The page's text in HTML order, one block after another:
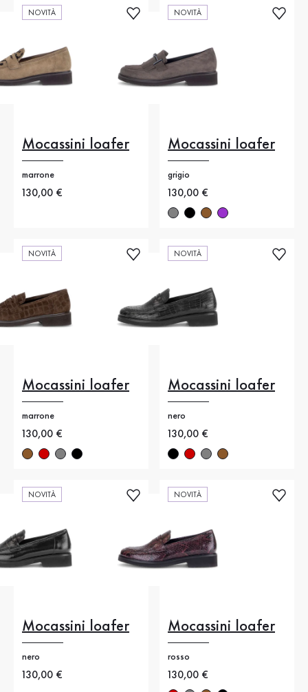
NOVITÀ
Mocassini loafer
marrone
Nuovo prezzo
130,00 €
NOVITÀ
Mocassini loafer
grigio
Nuovo prezzo
130,00 €
NOVITÀ
Mocassini loafer
marrone
Nuovo prezzo
130,00 €
NOVITÀ
Mocassini loafer
nero
Nuovo prezzo
130,00 €
NOVITÀ
Mocassini loafer
nero
Nuovo prezzo
130,00 €
NOVITÀ
Mocassini loafer
rosso
Nuovo prezzo
130,00 €